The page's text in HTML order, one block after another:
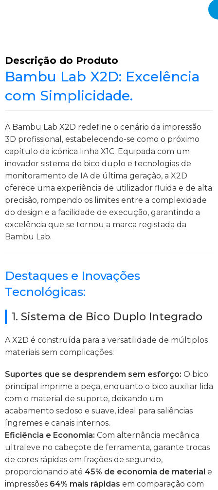
Descrição do Produto
Bambu Lab X2D: Excelência
com Simplicidade.
A Bambu Lab X2D redefine o cenário da impressão
3D profissional, estabelecendo-se como o próximo
capítulo da icónica linha X1C. Equipada com um
inovador sistema de bico duplo e tecnologias de
monitoramento de IA de última geração, a X2D
oferece uma experiência de utilizador fluida e de alta
precisão, rompendo os limites entre a complexidade
do design e a facilidade de execução, garantindo a
excelência que se tornou a marca registada da
Bambu Lab.
Destaques e Inovações
Tecnológicas:
1. Sistema de Bico Duplo Integrado
A X2D é construída para a versatilidade de múltiplos
materiais sem complicações:
Suportes que se desprendem sem esforço: O bico
principal imprime a peça, enquanto o bico auxiliar lida
com o material de suporte, deixando um
acabamento sedoso e suave, ideal para saliências
íngremes e canais internos.
Eficiência e Economia: Com alternância mecânica
ultraleve no cabeçote de ferramenta, garante trocas
de cores rápidas em frações de segundo,
proporcionando até 45% de economia de material e
impressões 64% mais rápidas em comparação com